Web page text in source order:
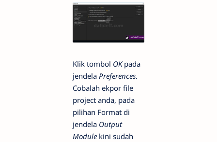
Klik tombol OKpada
jendela Preferences.
Cobalah ekpor file
project anda, pada
pilihan Format di
jendela Output
Module kini sudah